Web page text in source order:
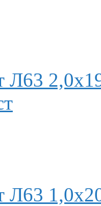
Л63
Л63